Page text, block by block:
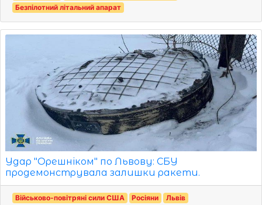
Безпілотний літальний апарат
Удар "Орешніком" по Львову: СБУ
продемонструвала залишки ракети.
Військово-повітряні сили США Росіяни Львів